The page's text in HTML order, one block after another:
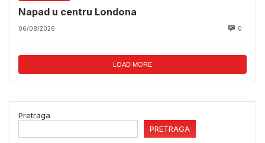
Napad u centru Londona
06/08/2026 0
LOAD MORE
Pretraga
PRETRAGA